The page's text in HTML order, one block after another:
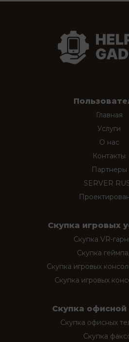
Главная
Услуги
О нас
Контакты
Партнеры
SERVER
Скупка игровых
Скупка VR-
Скупка
Скупка игровых
Скупка игровых
Скупка офисной
Скупка офисных
Скупка